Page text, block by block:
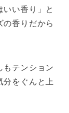
い香り」と
の香りだから
もテンション
分をぐんと上